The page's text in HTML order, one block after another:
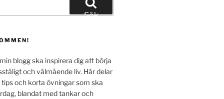
Sök
blogg ska inspirera dig att börja
och välmående liv. Här delar
och korta övningar som ska
blandat med tankar och